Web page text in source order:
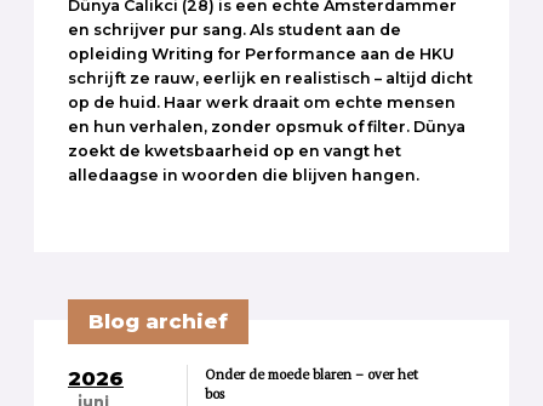
Dünya Calikci (28) is een echte Amsterdammer
en schrijver pur sang. Als student aan de
opleiding Writing for Performance aan de HKU
schrijft ze rauw, eerlijk en realistisch – altijd dicht
op de huid. Haar werk draait om echte mensen
en hun verhalen, zonder opsmuk of filter. Dünya
zoekt de kwetsbaarheid op en vangt het
alledaagse in woorden die blijven hangen.
Blog archief
2026
juni
Onder de moede blaren – over het
bos